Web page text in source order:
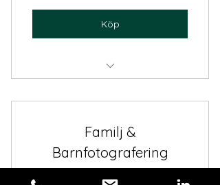
Köp
Familj &
Barnfotografering
Premium